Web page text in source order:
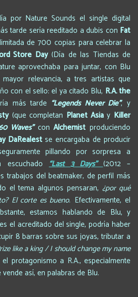
por Nature Sounds el single digital
tarde sería reeditado a dubis con Fat
de 700 copias para celebrar la
Store Day(Día de las Tiendas de
aprovechaba para juntar, con Blu
relevancia, a tres artistas que
con el sello: el ya citado Blu, R.A. the
más tarde “Legends Never Die”, y
(que completan Planet Asiay Killer
Waves”conAlchemist produciendo
DaRealestse encargaba de producir
pillando por sorpresa a
escuchado “Last 3 Days” (2012 –
trabajos del beatmaker, de perfil más
el tema algunos pensaran,¿por qué
El corte es bueno. Efectivamente, el
estamos hablando de Blu, y
el acreditado del single, podría haber
8 barras sobre sus joyas, tributar a
like a king / I should change my name
protagonismo a R.A., especialmente
así, en palabras de Blu.